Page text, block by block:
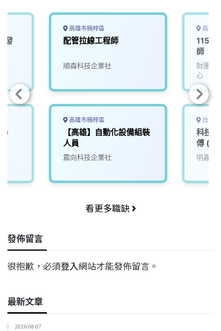
o
s
I
n
n
發
)
高雄市楠梓區
配管拉線工程師
順森科技企業社
高雄市楠梓區
【高雄】自動化設備組裝
人員
震向科技企業社
高雄
師
財團法
心
台中
科技
傅 (中
免費
明鑫科
看更多職缺
發佈留言
很抱歉，必須登入網站才能發佈留言。
最新文章
2026-08-07